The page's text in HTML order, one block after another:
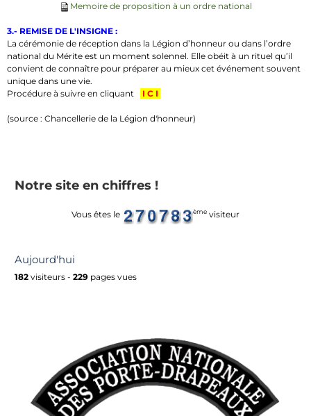
Memoire de proposition à un ordre national
3.- REMISE DE L'INSIGNE :
La cérémonie de réception dans la Légion d’honneur ou dans l’ordre
national du Mérite est un moment solennel. Elle obéit à un rituel qu’il
convient de connaître pour préparer au mieux cet événement souvent
unique dans une vie.
Procédure à suivre en cliquant
I C I
(source : Chancellerie de la Légion d'honneur)
Notre site en chiffres !
Vous êtes le ème visiteur
Aujourd'hui
182 visiteurs - 229 pages vues